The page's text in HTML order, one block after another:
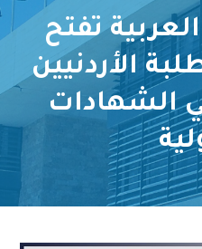
تفتح
الأردنيين
الشهادات